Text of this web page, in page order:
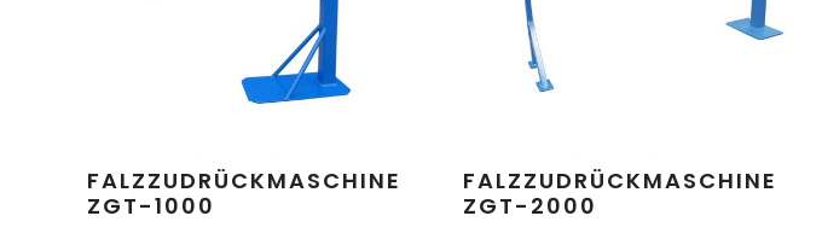
FALZZUDRÜCKMASCHINE
ZGT-1000
FALZZUDRÜCKMASCHINE
ZGT-2000